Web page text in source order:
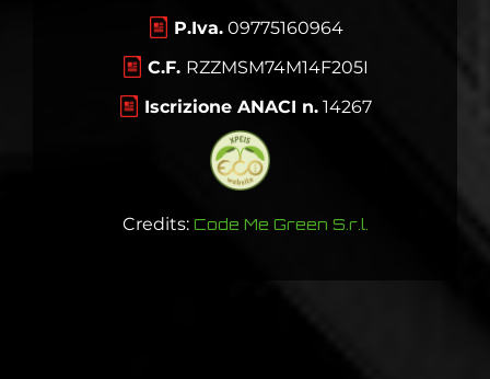
P.Iva.09775160964
C.F. RZZMSM74M14F205I
Iscrizione ANACI n. 14267
Credits: Code Me Green S.r.l.